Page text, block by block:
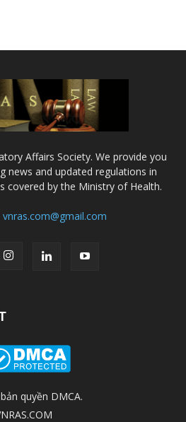
Affairs Society. We provide you
news and updated regulations in
covered by the Ministry of Health.
vnras.com@gmail.com
quyền DMCA.